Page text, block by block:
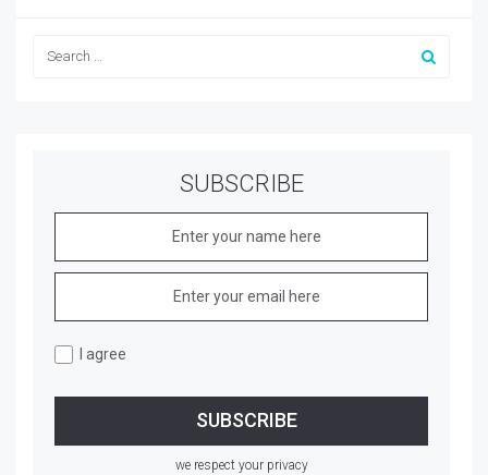
SUBSCRIBE
I agree
we respect your privacy